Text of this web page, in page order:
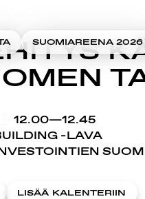
SUOMIAREENA 2026
12.00—12.45
-LAVA
LISÄÄ KALENTERIIN